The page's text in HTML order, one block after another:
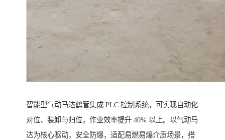
智能型气动马达鹤管集成 PLC 控制系统，可实现自动化
对位、装卸与归位，作业效率提升 40% 以上。以气动马
达为核心驱动，安全防爆，适配易燃易爆介质场景，搭